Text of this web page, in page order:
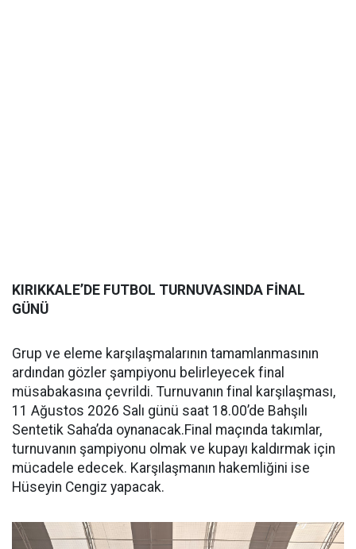
KIRIKKALE’DE FUTBOL TURNUVASINDA FİNAL
GÜNÜ
Grup ve eleme karşılaşmalarının tamamlanmasının
ardından gözler şampiyonu belirleyecek final
müsabakasına çevrildi. Turnuvanın final karşılaşması,
11 Ağustos 2026 Salı günü saat 18.00’de Bahşılı
Sentetik Saha’da oynanacak.Final maçında takımlar,
turnuvanın şampiyonu olmak ve kupayı kaldırmak için
mücadele edecek. Karşılaşmanın hakemliğini ise
Hüseyin Cengiz yapacak.